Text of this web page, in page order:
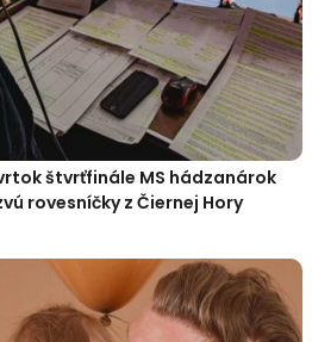
štvrťfinále MS hádzanárok
rovesníčky z Čiernej Hory